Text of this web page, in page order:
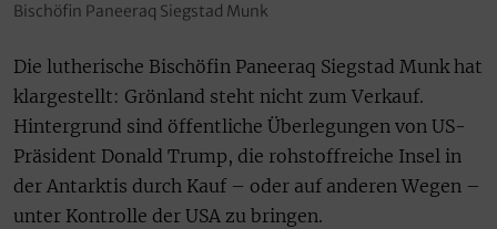
Bischöfin Paneeraq Siegstad Munk
Die lutherische Bischöfin Paneeraq Siegstad Munk hat
klargestellt: Grönland steht nicht zum Verkauf.
Hintergrund sind öffentliche Überlegungen von US-
Präsident Donald Trump, die rohstoffreiche Insel in
der Antarktis durch Kauf – oder auf anderen Wegen –
unter Kontrolle der USA zu bringen.